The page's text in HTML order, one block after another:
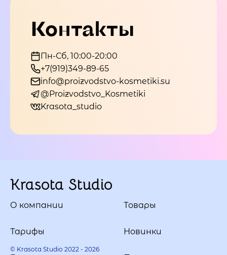
Контакты
Пн-Сб, 10:00-20:00
+7(919)349-89-65
info@proizvodstvo-kosmetiki.su
@Proizvodstvo_Kosmetiki
Krasota_studio
Krasota Studio
© Krasota Studio 2022 - 2026
О компании Товары
Тарифы Новинки